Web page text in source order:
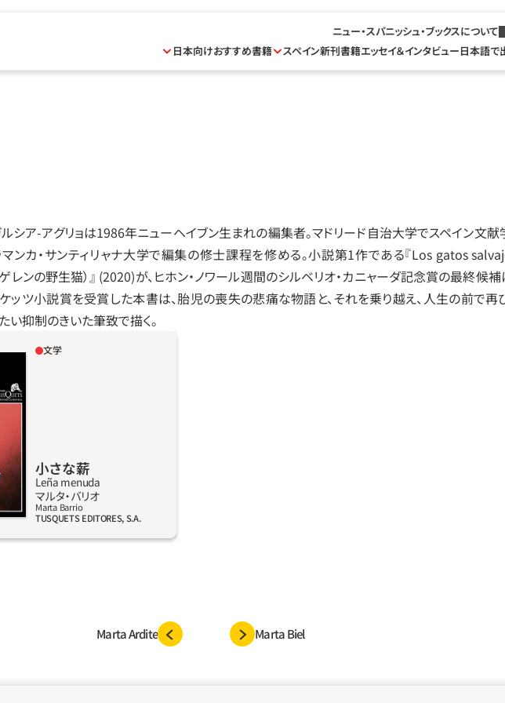
ニュー・スパニッシュ・ブックスについて
日本向けおすすめ書籍
スペイン新刊書籍エッセイ＆インタビュー日本語で
シア-アグリョは1986年ニューヘイブン生まれの編集者。マドリード自治大学でスペイン文献
マンカ‧サンティリャナ大学で編集の修士課程を修める。小説第1作である『Los gatos
レンの野生猫）』 (2020)が、ヒホン‧ノワール週間のシルベリオ‧カニャーダ記念賞の最終候補
ケッツ小説賞を受賞した本書は、胎児の喪失の悲痛な物語と、それを乗り越え、人生の前で再
い抑制のきいた筆致で描く。
妊娠を確認し、喜びに満ちあ
坊のために家をどうアレンジ
うするか、子どもとどんなふ
、パートナーとともにあれこ
始める。だがある朝、通勤途中
きる。近道をしようと公園を
き、飼い主がとめきれなかっ
れ、彼女は倒される。病院で
ことがわかるが、ひとりのベ
事前に検知されるべきだったあ
に映っているのに気づく。堕
詳しく見る
文学
小さな薪
Leña menuda
マルタ‧バリオ
Marta Barrio
TUSQUETS EDITORES, S.A.
Marta Ardite Marta Biel